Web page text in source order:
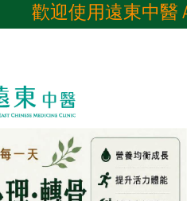
歡迎使用遠東中醫